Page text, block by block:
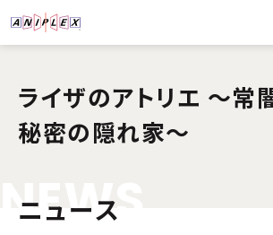
ライザのアトリエ 〜常
秘密の隠れ家〜
NEWS
ニュース